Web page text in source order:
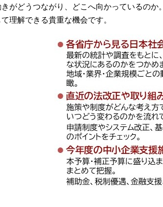
がどうつながり、どこへ向かっているのか。
理解できる貴重な機会です。